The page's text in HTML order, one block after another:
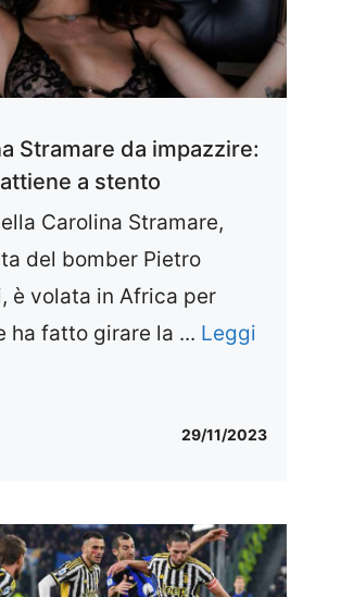
Stramare da impazzire:
a stento
Carolina Stramare,
del bomber Pietro
è volata in Africa per
ha fatto girare la ... Leggi
29/11/2023